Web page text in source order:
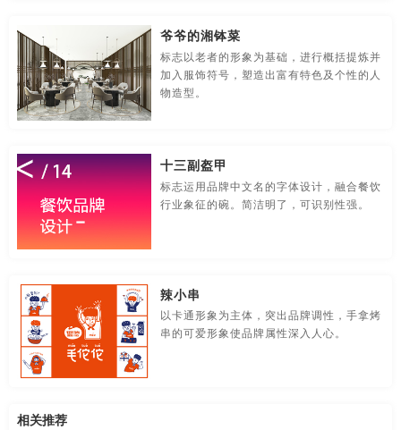
农业/农产品-品牌策划 平面-品牌策划 汽车-品牌策划
商标-设计，注册 商场-品牌策划
视频-品牌策划 体育-品牌策划
文字-品牌策划
纸盒-品牌策划 主题-品牌策划
专题-品牌策划 字体-品牌策划 集团-品牌策划
商标-品牌策划 招商-品牌策划
白酒/红酒/啤酒/水-包装设计
爷爷的湘钵菜
标志以老者的形象为基础，进行概括提炼并
加入服饰符号，塑造出富有特色及个性的人
物造型。
十三副盔甲
标志运用品牌中文名的字体设计，融合餐饮
行业象征的碗。简洁明了，可识别性强。
辣小串
以卡通形象为主体，突出品牌调性，手拿烤
串的可爱形象使品牌属性深入人心。
相关推荐